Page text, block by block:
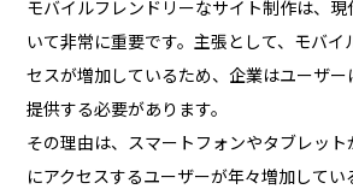
モバイルフレンドリーなサイト制作は、
いて非常に重要です。主張として、モバイ
セスが増加しているため、企業はユーザ
提供する必要があります。
その理由は、スマートフォンやタブレッ
にアクセスするユーザーが年々増加してい